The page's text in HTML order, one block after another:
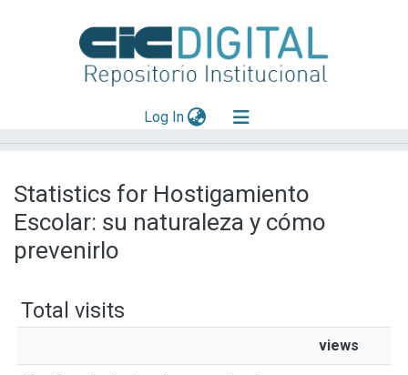
Log In(current)
Mas información
Aportar material
Statistics for Hostigamiento
Escolar: su naturaleza y cómo
prevenirlo
Total visits
views